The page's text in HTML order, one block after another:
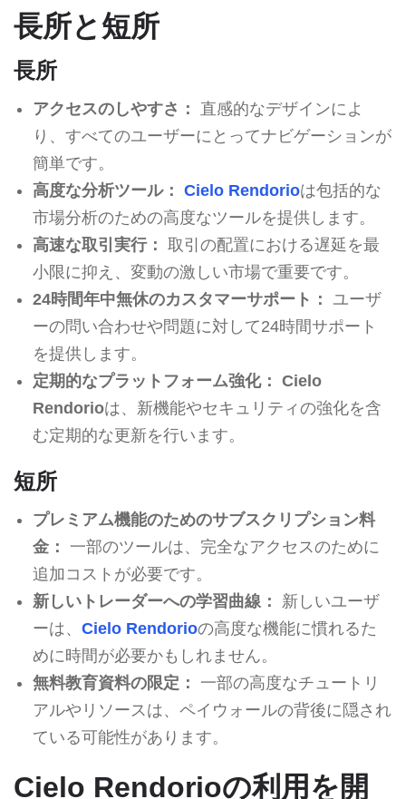
長所と短所
長所
アクセスのしやすさ：
直感的なデザインによ
り、すべてのユーザーにとってナビゲーションが
簡単です。
高度な分析ツール： Cielo Rendorioは包括的な
市場分析のための高度なツールを提供します。
高速な取引実行： 取引の配置における遅延を最
小限に抑え、変動の激しい市場で重要です。
24時間年中無休のカスタマーサポート：
ユーザ
ーの問い合わせや問題に対して24時間サポート
を提供します。
定期的なプラットフォーム強化： Cielo
Rendorioは、新機能やセキュリティの強化を含
む定期的な更新を行います。
短所
プレミアム機能のためのサブスクリプション料
金：
一部のツールは、完全なアクセスのために
追加コストが必要です。
新しいトレーダーへの学習曲線：
新しいユーザ
ーは、 Cielo Rendorioの高度な機能に慣れるた
めに時間が必要かもしれません。
無料教育資料の限定：
一部の高度なチュートリ
アルやリソースは、ペイウォールの背後に隠され
ている可能性があります。
Cielo Rendorioの利用を開